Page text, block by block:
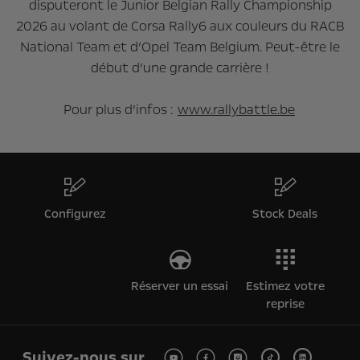
disputeront le Junior Belgian Rally Championship
2026 au volant de Corsa Rally6 aux couleurs du RACB
National Team et d’Opel Team Belgium. Peut-être le
début d’une grande carrière !
Pour plus d’infos : www.rallybattle.be
Configurez Stock Deals
Réserver un essai
Estimez votre
reprise